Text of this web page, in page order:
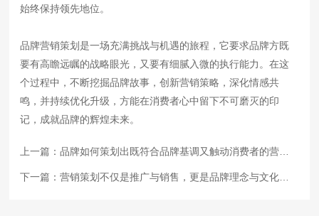
始终保持领先地位。
品牌营销策划是一场充满挑战与机遇的旅程，它要求品牌方既
要有高瞻远瞩的战略眼光，又要有细腻入微的执行能力。在这
个过程中，不断挖掘品牌故事，创新营销策略，深化情感共
鸣，并持续优化升级，方能在消费者心中留下不可磨灭的印
记，成就品牌的辉煌未来。
上一篇：品牌如何策划出既符合品牌基调又触动消费者的营销活动？
下一篇：营销策划不仅是推广与销售，更是品牌理念与文化的深度传达